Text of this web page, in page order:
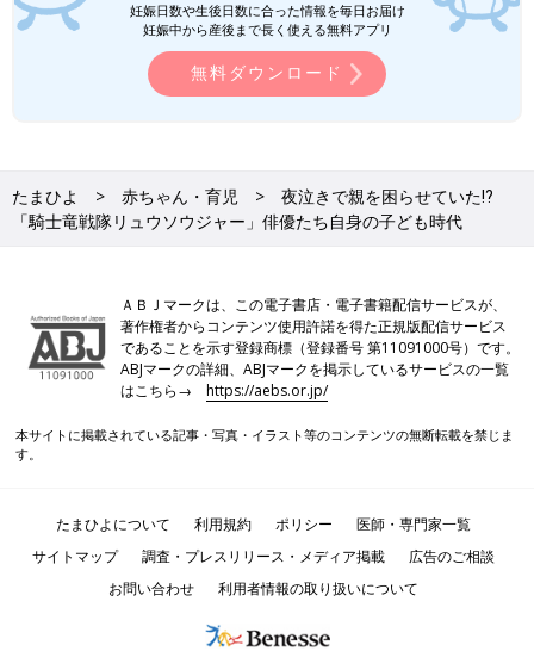
妊娠日数や生後日数に合った情報を毎日お届け
妊娠中から産後まで長く使える無料アプリ
無料ダウンロード
たまひよ 赤ちゃん・育児
夜泣きで親を困らせていた⁉
「騎士竜戦隊リュウソウジャー」俳優たち自身の子ども時代
ＡＢＪマークは、この電子書店・電子書籍配信サービスが、
著作権者からコンテンツ使用許諾を得た正規版配信サービス
であることを示す登録商標（登録番号 第11091000号）です。
ABJマークの詳細、ABJマークを掲示しているサービスの一覧
はこちら→https://aebs.or.jp/
本サイトに掲載されている記事・写真・イラスト等のコンテンツの無断転載を禁じま
す。
たまひよについて 利用規約 ポリシー
医師・専門家一覧
サイトマップ
調査・プレスリリース・メディア掲載
広告のご相談
お問い合わせ
利用者情報の取り扱いについて